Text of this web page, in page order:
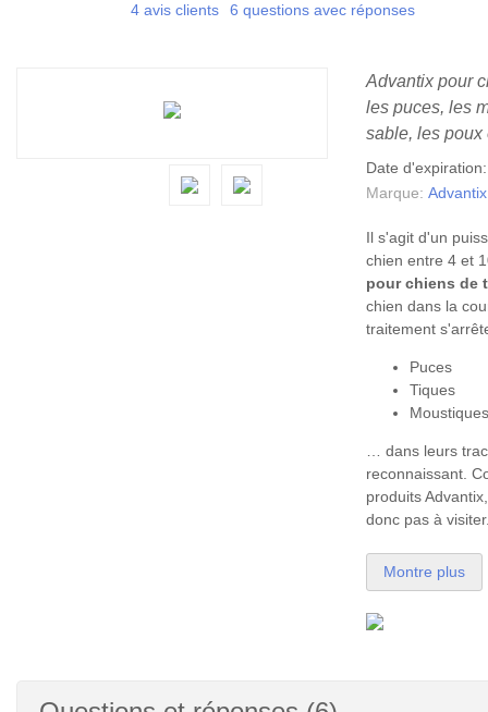
4 avis clients 6 questions avec réponses
Advantix pour
les puces, les
sable, les poux
Date
Marque: Advantix
Il s'agit d'un
chien entre 4 et
pour chiens de
chien dans la
traitement
Puces
Tiques
… dans leurs
reconnaissant.
produits
donc pas à
Montre plus